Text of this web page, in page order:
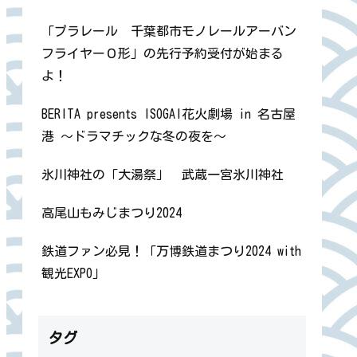
「プラレール 千葉都市モノレールアーバン
フライヤー０形」の先行予約受付が始まる
よ！
BERITA presents ISOGAI花火劇場 in 名古屋
港 ～ドラマチックな冬の夜を～
氷川神社の「大湯祭」 武蔵一宮氷川神社
高尾山もみじまつり2024
鉄道ファン必見！「万博鉄道まつり2024 with
観光EXPO」
タグ